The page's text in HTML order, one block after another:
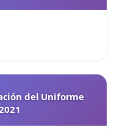
del Uniforme